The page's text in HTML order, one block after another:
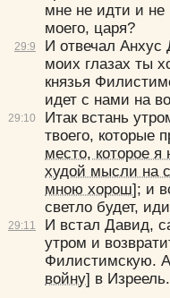
29:9
29:10
29:11
мне не идти и не
моего, царя?
И отвечал Анхус
моих глазах ты
князья
идет с нами на
Итак встань
твоего, которые
место, которое
худой мысли на
мною хорош]; и
светло будет,
И встал Давид,
утром и
Филистимскую.
войну] в Изреель.
Вход
Цвет:
Удалить